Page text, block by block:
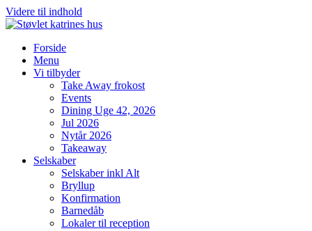
Videre til indhold
Forside
Menu
Vi tilbyder
Take Away frokost
Events
Dining Uge 42, 2026
Jul 2026
Nytår 2026
Takeaway
Selskaber
Selskaber inkl Alt
Bryllup
Konfirmation
Barnedåb
Lokaler til reception